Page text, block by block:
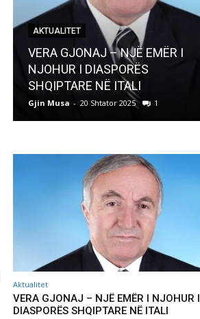
AKTUALITET
VERA GJONAJ – NJË EMËR I
NJOHUR I DIASPORËS
SHQIPTARE NË ITALI
Gjin Musa - 20 Shtator 2025 1
Aktualitet
VERA GJONAJ – NJË EMËR I NJOHUR I
DIASPORËS SHQIPTARE NË ITALI